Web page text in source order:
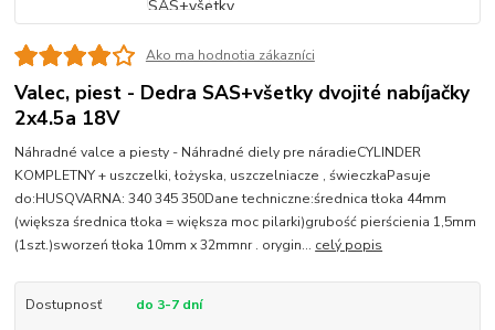
Ako ma hodnotia zákazníci
Valec, piest - Dedra SAS+všetky dvojité nabíjačky
2x4.5a 18V
Náhradné valce a piesty - Náhradné diely pre náradieCYLINDER
KOMPLETNY + uszczelki, łożyska, uszczelniacze , świeczkaPasuje
do:HUSQVARNA: 340 345 350Dane techniczne:średnica tłoka 44mm
(większa średnica tłoka = większa moc pilarki)grubość pierścienia 1,5mm
(1szt.)sworzeń tłoka 10mm x 32mmnr . orygin... celý popis
Dostupnosť do 3-7 dní